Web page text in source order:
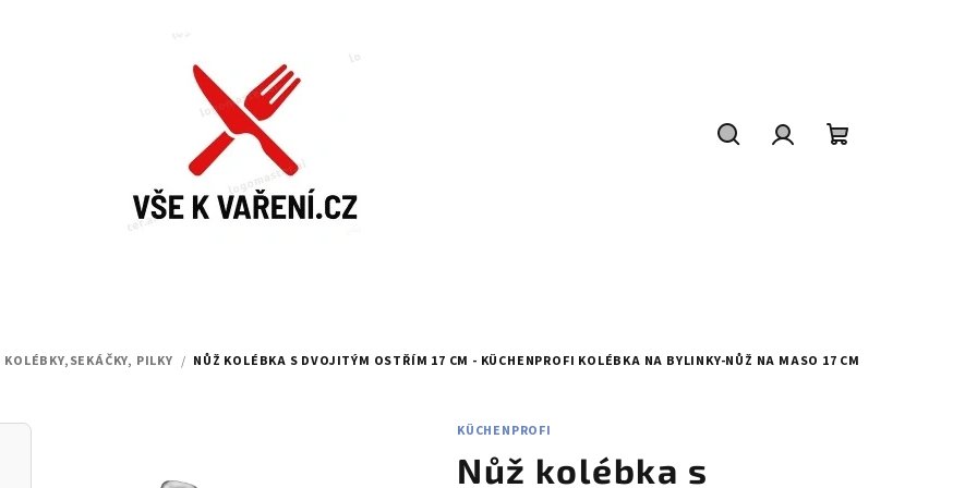
KOLÉBKY,SEKÁČKY, PILKY / NŮŽ KOLÉBKA S DVOJITÝM OSTŘÍM 17 CM - KÜCHENPROFI KOLÉBKA NA BYLINKY-NŮŽ NA MASO 17 CM
KÜCHENPROFI
Nůž kolébka s